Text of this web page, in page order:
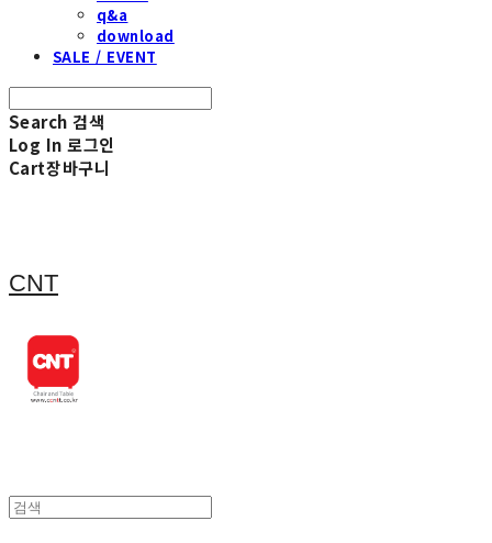
q&a
download
SALE / EVENT
Search 검색
Log In 로그인
Cart장바구니
CNT